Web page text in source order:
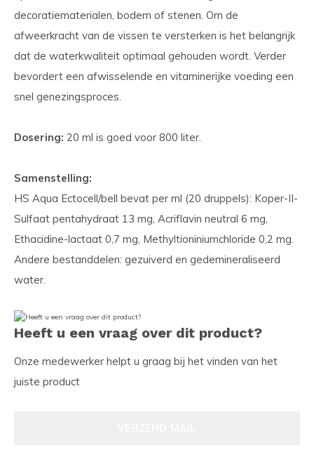
decoratiematerialen, bodem of stenen. Om de
afweerkracht van de vissen te versterken is het belangrijk
dat de waterkwaliteit optimaal gehouden wordt. Verder
bevordert een afwisselende en vitaminerijke voeding een
snel genezingsproces.
Dosering: 20 ml is goed voor 800 liter.
Samenstelling:
HS Aqua Ectocell/bell bevat per ml (20 druppels): Koper-II-
Sulfaat pentahydraat 13 mg, Acriflavin neutral 6 mg,
Ethacidine-lactaat 0,7 mg, Methyltioniniumchloride 0,2 mg.
Andere bestanddelen: gezuiverd en gedemineraliseerd
water.
Heeft u een vraag over dit product?
Onze medewerker helpt u graag bij het vinden van het
juiste product